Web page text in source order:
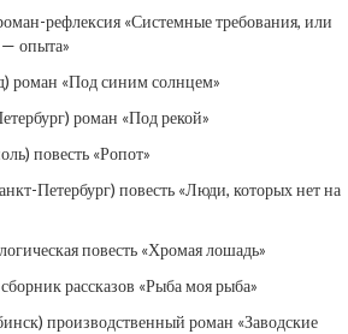
рефлексия «Системные требования, или
опыта»
роман «Под синим солнцем»
роман «Под рекой»
повесть «Ропот»
Петербург) повесть «Люди, которых нет на
повесть «Хромая лошадь»
рассказов «Рыба моя рыба»
производственный роман «Заводские